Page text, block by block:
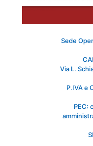
Sede
Via L.
P.IVA e
PEC: